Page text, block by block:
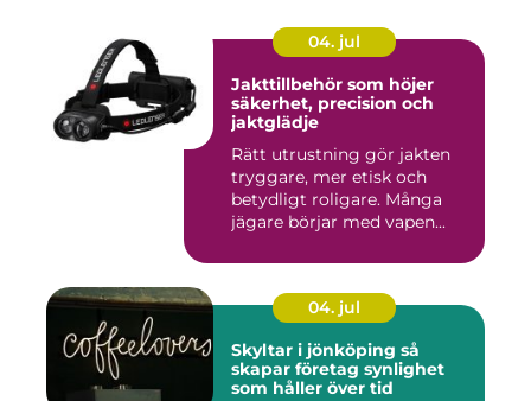
04. jul
Jakttillbehör som höjer
säkerhet, precision och
jaktglädje
Rätt utrustning gör jakten
tryggare, mer etisk och
betydligt roligare. Många
jägare börjar med vapen...
04. jul
Skyltar i jönköping så
skapar företag synlighet
som håller över tid